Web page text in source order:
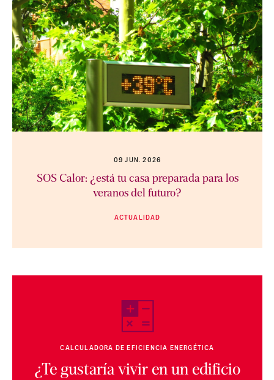
09 JUN. 2026
SOS Calor: ¿está tu casa preparada para los
veranos del futuro?
ACTUALIDAD
CALCULADORA DE EFICIENCIA ENERGÉTICA
¿Te gustaría vivir en un edificio